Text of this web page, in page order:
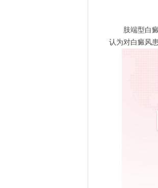
肢端型白癜
认为对白癜风